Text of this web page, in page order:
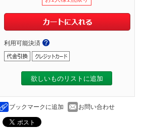
利用可能決済
欲しいものリストに追加
ブックマークに追加 お問い合わせ